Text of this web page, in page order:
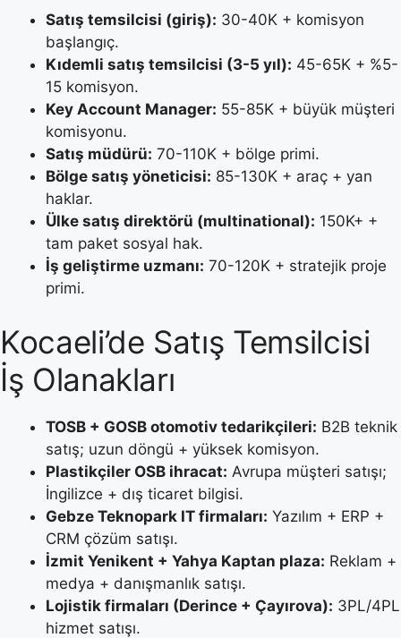
Satış temsilcisi (giriş): 30-40K + komisyon
başlangıç.
Kıdemli satış temsilcisi (3-5 yıl): 45-65K + %5-
15 komisyon.
Key Account Manager: 55-85K + büyük müşteri
komisyonu.
Satış müdürü: 70-110K + bölge primi.
Bölge satış yöneticisi: 85-130K + araç + yan
haklar.
Ülke satış direktörü (multinational): 150K+ +
tam paket sosyal hak.
İş geliştirme uzmanı: 70-120K + stratejik proje
primi.
Kocaeli’de Satış Temsilcisi
İş Olanakları
TOSB + GOSB otomotiv tedarikçileri: B2B teknik
satış; uzun döngü + yüksek komisyon.
Plastikçiler OSB ihracat: Avrupa müşteri satışı;
İngilizce + dış ticaret bilgisi.
Gebze Teknopark IT firmaları: Yazılım + ERP +
CRM çözüm satışı.
İzmit Yenikent + Yahya Kaptan plaza: Reklam +
medya + danışmanlık satışı.
Lojistik firmaları (Derince + Çayırova): 3PL/4PL
hizmet satışı.